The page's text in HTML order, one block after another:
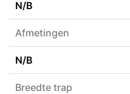
N/B
Afmetingen
N/B
Breedte trap